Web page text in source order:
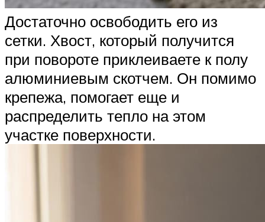
Достаточно освободить его из
сетки. Хвост, который получится
при повороте приклеиваете к полу
алюминиевым скотчем. Он помимо
крепежа, помогает еще и
распределить тепло на этом
участке поверхности.